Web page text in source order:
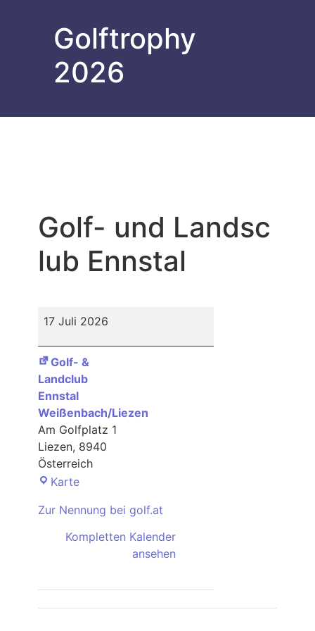
Golftrophy
2026
Golf- und Landsc
lub Ennstal
Golf-
Landsclub
Ennstal
17 Juli 2026
Golf- &
Landclub
Ennstal
Weißenbach/Liezen
Am Golfplatz 1
Liezen, 8940
Österreich
KarteGolf-
Landclub
Ennstal
Weißenbach/Liezen
Zur Nennung bei golf.at
Kompletten Kalender
ansehen